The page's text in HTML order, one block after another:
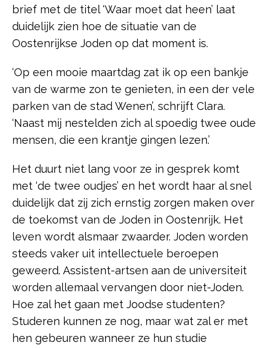
brief met de titel ‘Waar moet dat heen’ laat
duidelijk zien hoe de situatie van de
Oostenrijkse Joden op dat moment is.
‘Op een mooie maartdag zat ik op een bankje
van de warme zon te genieten, in een der vele
parken van de stad Wenen’, schrijft Clara.
‘Naast mij nestelden zich al spoedig twee oude
mensen, die een krantje gingen lezen.’
Het duurt niet lang voor ze in gesprek komt
met ‘de twee oudjes’ en het wordt haar al snel
duidelijk dat zij zich ernstig zorgen maken over
de toekomst van de Joden in Oostenrijk. Het
leven wordt alsmaar zwaarder. Joden worden
steeds vaker uit intellectuele beroepen
geweerd. Assistent-artsen aan de universiteit
worden allemaal vervangen door niet-Joden.
Hoe zal het gaan met Joodse studenten?
Studeren kunnen ze nog, maar wat zal er met
hen gebeuren wanneer ze hun studie